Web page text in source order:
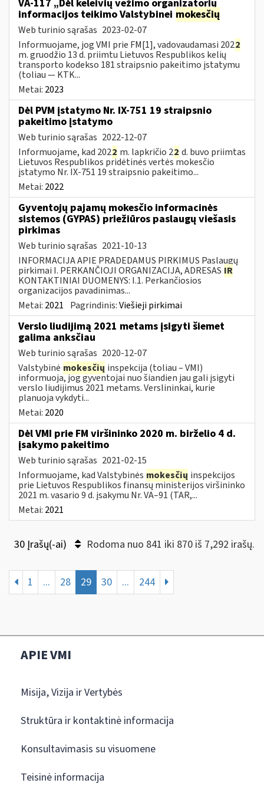
VA-117 „Dėl keleivių vežimo organizatorių
informacijos teikimo Valstybinei mokesčių
Web turinio sąrašas 2023-02-07
Informuojame, jog VMI prie FM[1], vadovaudamasi 2022
m. gruodžio 13 d. priimtu Lietuvos Respublikos kelių
transporto kodekso 181 straipsnio pakeitimo įstatymu
(toliau — KTK...
Metai: 2023
Dėl PVM įstatymo Nr. IX-751 19 straipsnio
pakeitimo įstatymo
Web turinio sąrašas 2022-12-07
Informuojame, kad 2022 m. lapkričio 22 d. buvo priimtas
Lietuvos Respublikos pridėtinės vertės mokesčio
įstatymo Nr. IX-751 19 straipsnio pakeitimo...
Metai: 2022
Gyventojų pajamų mokesčio informacinės
sistemos (GYPAS) priežiūros paslaugų viešasis
pirkimas
Web turinio sąrašas 2021-10-13
INFORMACIJA APIE PRADEDAMUS PIRKIMUS Paslaugų
pirkimai I. PERKANČIOJI ORGANIZACIJA, ADRESAS IR
KONTAKTINIAI DUOMENYS: I.1. Perkančiosios
organizacijos pavadinimas...
Metai: 2021 Pagrindinis:Viešieji pirkimai
Verslo liudijimą 2021 metams įsigyti šiemet
galima anksčiau
Web turinio sąrašas 2020-12-07
Valstybinė mokesčių inspekcija (toliau – VMI)
informuoja, jog gyventojai nuo šiandien jau gali įsigyti
verslo liudijimus 2021 metams. Verslininkai, kurie
planuoja vykdyti...
Metai: 2020
Dėl VMI prie FM viršininko 2020 m. birželio 4 d.
įsakymo pakeitimo
Web turinio sąrašas 2021-02-15
Informuojame, kad Valstybinės mokesčių inspekcijos
prie Lietuvos Respublikos finansų ministerijos viršininko
2021 m. vasario 9 d. įsakymu Nr. VA–91 (TAR,...
Metai: 2021
30 Įrašų(-ai) Rodoma nuo 841 iki 870 iš 7,292 irašų.
1 ... 28 29 30 ... 244
APIE VMI
Misija, Vizija ir Vertybės
Struktūra ir kontaktinė informacija
Konsultavimasis su visuomene
Teisinė informacija